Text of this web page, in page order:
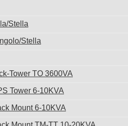
Stella
Stella
Tower TO 3600VA
Tower 6-10KVA
Mount 6-10KVA